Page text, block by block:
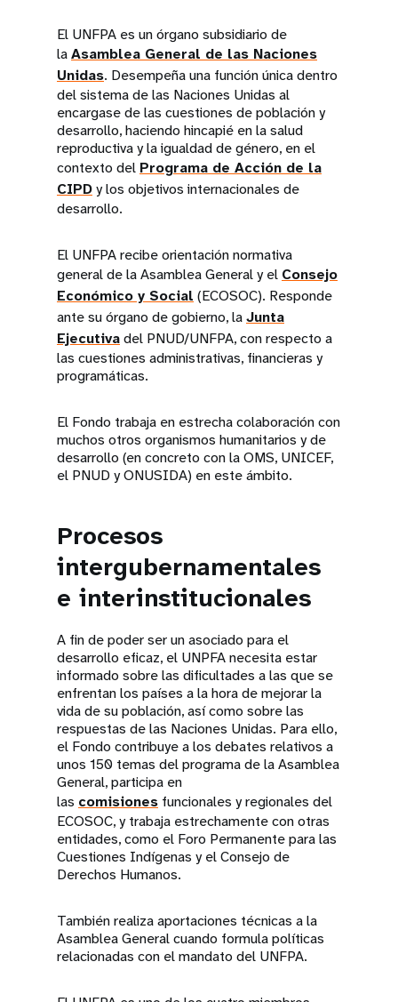
El UNFPA es un órgano subsidiario de
laAsamblea General de las Naciones
Unidas. Desempeña una función única dentro
del sistema de las Naciones Unidas al
encargase de las cuestiones de población y
desarrollo, haciendo hincapié en la salud
reproductiva y la igualdad de género, en el
contexto del Programa de Acción de la
CIPDy los objetivos internacionales de
desarrollo.
El UNFPA recibe orientación normativa
general de la Asamblea General y el Consejo
Económico y Social (ECOSOC). Responde
ante su órgano de gobierno, laJunta
Ejecutivadel PNUD/UNFPA, con respecto a
las cuestiones administrativas, financieras y
programáticas.
El Fondo trabaja en estrecha colaboración con
muchos otros organismos humanitarios y de
desarrollo (en concreto con la OMS, UNICEF,
el PNUD y ONUSIDA) en este ámbito.
Procesos
intergubernamentales
e interinstitucionales
A fin de poder ser un asociado para el
desarrollo eficaz, el UNPFA necesita estar
informado sobre las dificultades a las que se
enfrentan los países a la hora de mejorar la
vida de su población, así como sobre las
respuestas de las Naciones Unidas. Para ello,
el Fondo contribuye a los debates relativos a
unos 150 temas del programa de la Asamblea
General, participa en
las comisiones funcionales y regionales del
ECOSOC, y trabaja estrechamente con otras
entidades, como el Foro Permanente para las
Cuestiones Indígenas y el Consejo de
Derechos Humanos.
También realiza aportaciones técnicas a la
Asamblea General cuando formula políticas
relacionadas con el mandato del UNFPA.